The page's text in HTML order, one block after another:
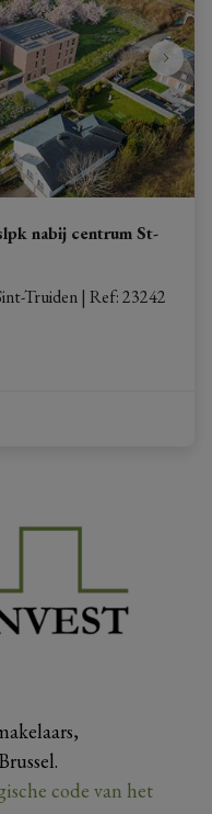
nabij centrum St-
Truiden | Ref: 23242
code van het